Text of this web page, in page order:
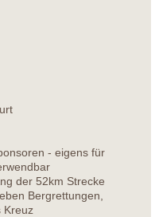
- eigens für
der 52km Strecke
Bergrettungen,
Kreuz